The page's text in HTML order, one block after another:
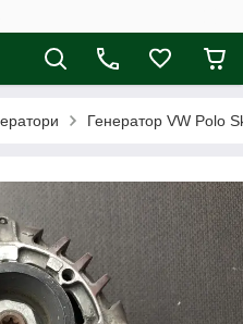
Генератор VW Polo